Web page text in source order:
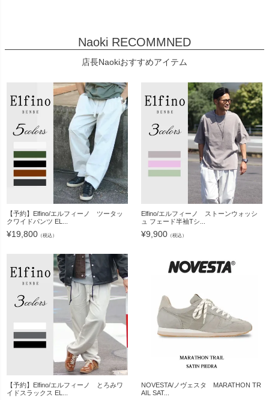
Naoki RECOMMNED
店長Naokiおすすめアイテム
【予約】Elfino/エルフィーノ ツータッ
クワイドパンツ EL...
¥19,800 （税込）
Elfino/エルフィーノ ストーンウォッシ
ュ フェード半袖Tシ...
¥9,900 （税込）
【予約】Elfino/エルフィーノ とろみワ
イドスラックス EL...
NOVESTA/ノヴェスタ MARATHON TR
AIL SAT...